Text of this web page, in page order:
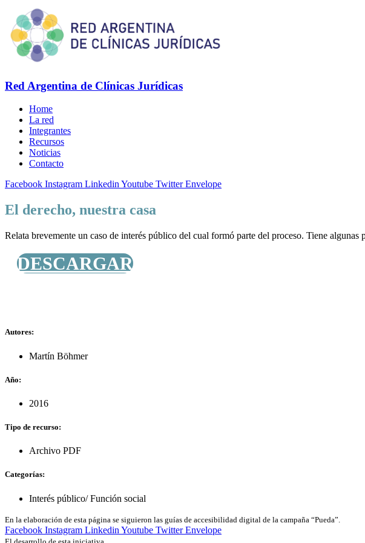
Red Argentina de Clínicas Jurídicas
Home
La red
Integrantes
Recursos
Noticias
Contacto
Facebook Instagram LinkedinYoutube Twitter Envelope
El derecho, nuestra casa
Relata brevemente un caso de interés público del cual formó parte del proceso. Tiene
DESCARGAR
Autores:
Martín Böhmer
Año:
2016
Tipo de recurso:
Archivo PDF
Categorías:
Interés público/ Función social
En la elaboración de esta página se siguieron las guías de accesibilidad digital de la campaña “Pueda”.
Facebook Instagram Linkedin Youtube Twitter Envelope